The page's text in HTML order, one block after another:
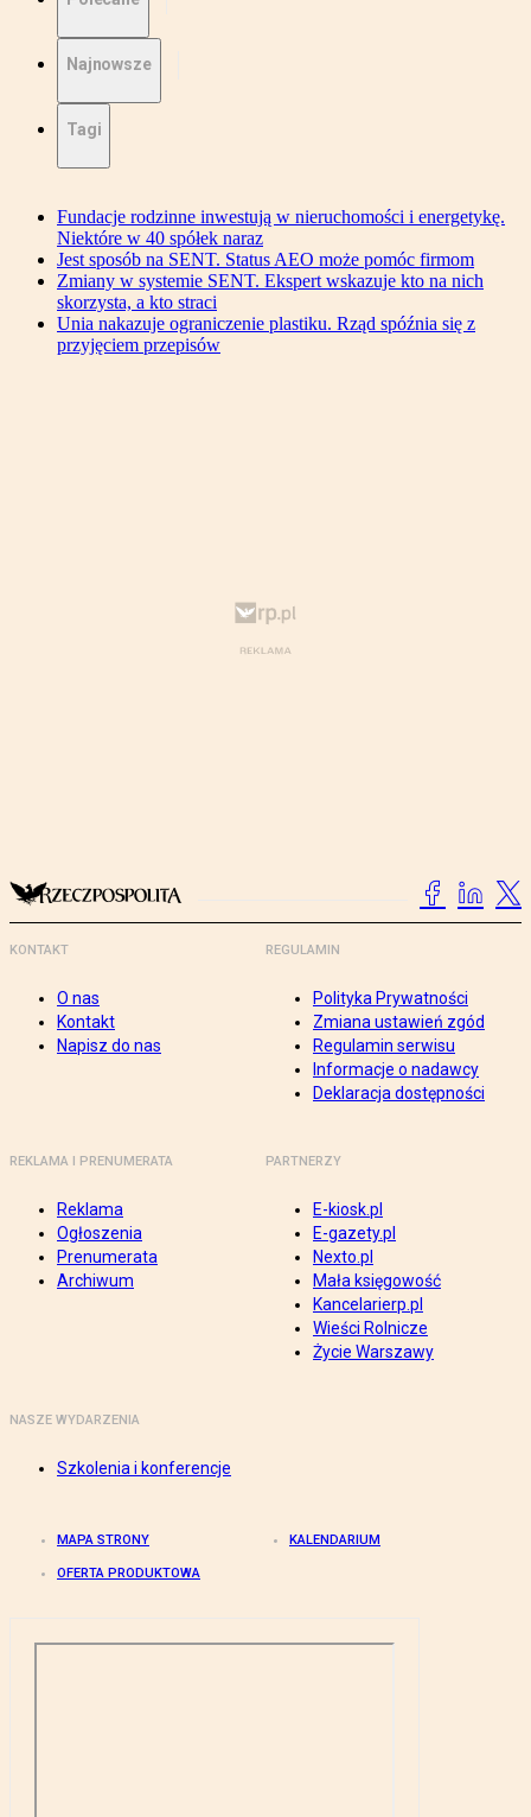
Najnowsze
Tagi
Fundacje rodzinne inwestują w nieruchomości i energetykę.
Niektóre w 40 spółek naraz
Jest sposób na SENT. Status AEO może pomóc firmom
Zmiany w systemie SENT. Ekspert wskazuje kto na nich
skorzysta, a kto straci
Unia nakazuje ograniczenie plastiku. Rząd spóźnia się z
przyjęciem przepisów
KONTAKT
O nas
Kontakt
Napisz do nas
REGULAMIN
Polityka Prywatności
Zmiana ustawień zgód
Regulamin serwisu
Informacje o nadawcy
Deklaracja dostępności
REKLAMA I PRENUMERATA
Reklama
Ogłoszenia
Prenumerata
Archiwum
PARTNERZY
E-kiosk.pl
E-gazety.pl
Nexto.pl
Mała księgowość
Kancelarierp.pl
Wieści Rolnicze
Życie Warszawy
NASZE WYDARZENIA
Szkolenia i konferencje
MAPA STRONY KALENDARIUM
OFERTA PRODUKTOWA